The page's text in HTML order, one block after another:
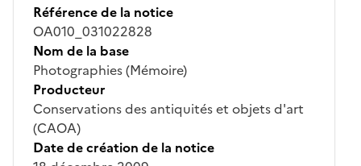
Référence de la notice
OA010_031022828
Nom de la base
Photographies (Mémoire)
Producteur
Conservations des antiquités et objets d'art
(CAOA)
Date de création de la notice